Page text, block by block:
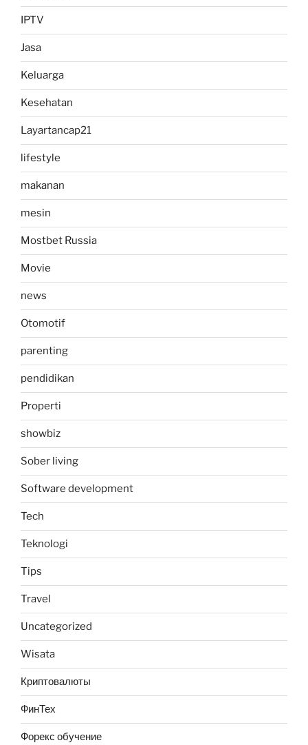
IPTV
Jasa
Keluarga
Kesehatan
Layartancap21
lifestyle
makanan
mesin
Mostbet Russia
Movie
news
Otomotif
parenting
pendidikan
Properti
showbiz
Sober living
Software development
Tech
Teknologi
Tips
Travel
Uncategorized
Wisata
Криптовалюты
ФинТех
Форекс обучение